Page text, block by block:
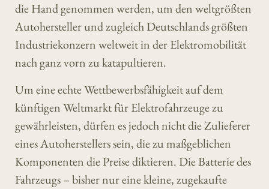
die Hand genommen werden, um den weltgrößten
Autohersteller und zugleich Deutschlands größten
Industriekonzern weltweit in der Elektromobilität
nach ganz vorn zu katapultieren.
Um eine echte Wettbewerbsfähigkeit auf dem
künftigen Weltmarkt für Elektrofahrzeuge zu
gewährleisten, dürfen es jedoch nicht die Zulieferer
eines Autoherstellers sein, die zu maßgeblichen
Komponenten die Preise diktieren. Die Batterie des
Fahrzeugs – bisher nur eine kleine, zugekaufte